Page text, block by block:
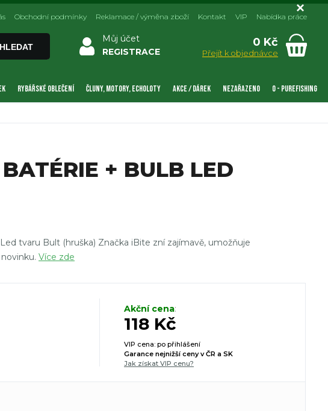
HLEDAT
Můj účet
REGISTRACE
0 Kč
Přejít k objednávce
Obchodní podmínky Reklamace / výměna zboží Kontakt VIP Nabídka práce
RYBÁŘSKÉ OBLEČENÍ ČLUNY, MOTORY, ECHOLOTY AKCE / DÁREK NEZAŘAZENO 0 - PUREFISHING
+ BULB LED
tvaru Bult (hruška) Značka iBite zní zajímavě, umožňuje
Více zde
Akční cena:
118 Kč
VIP cena: po přihlášení
Garance nejnižší ceny v ČR a SK
Jak získat VIP cenu?